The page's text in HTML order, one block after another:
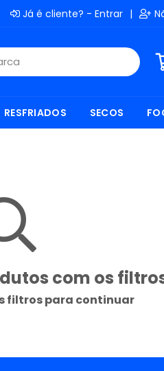
Já é cliente? - Entrar |
RESFRIADOS SECOS
com os
filtros para continuar